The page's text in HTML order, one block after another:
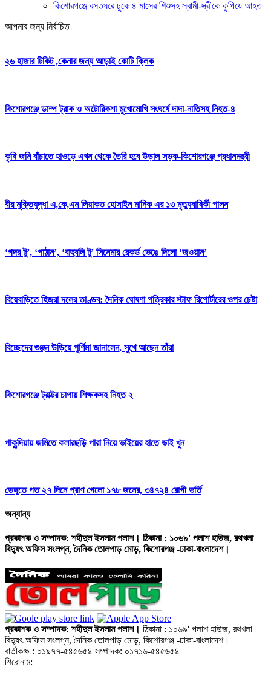
কিশোরগঞ্জে বসতঘরে ঢুকে ৪ মাসের শিশুসহ স্বামী-স্ত্রীকে কুপিয়ে আহত
আপনার জন্য নির্বাচিত
২৬ হাজার টিকিট ,কেনার জন্য আড়াই কোটি ক্লিক
কিশোরগঞ্জে ডাম্প ট্রাক ও অটোরিকশা মুখোমোখি সংঘর্ষে দাদা-নাতিসহ নিহত-৪
কৃষি জমি বাঁচাতে হাওড়ে এখন থেকে তৈরি হবে উড়াল সড়ক-কিশোরগঞ্জে প্রধানমন্ত্রী
বীর মুক্তিযুদ্ধা এ,কে,এম লিয়াকত হোসাইন মানিক এর ১৩ মৃত্যুবাষির্কী পালন
‘গদর টু’, ‘পাঠান’, ‘বাহুবলি টু’ সিনেমার রেকর্ড ভেঙে দিলো ‘জওয়ান’
বিয়েবাড়িতে হিজরা দলের তাণ্ডব: দৈনিক ঘোষণা পত্রিকার স্টাফ রিপোর্টারের ওপর চেষ্টা
বিচ্ছেদের গুঞ্জন উড়িয়ে পূর্ণিমা জানালেন, সুখে আছেন তাঁরা
কিশোরগঞ্জে ট্রাক্টর চাপায় শিক্ষকসহ নিহত ২
পাকুন্দিয়ায় জমিতে কলারছড়ি পারা নিয়ে ভাইয়ের হাতে ভাই খুন
ডেঙ্গুতে গত ২৭ দিনে প্রাণ গেলো ১৭৮ জনের, ৩৪৭২৪ রোগী ভর্তি
অন্যান্য
প্রকাশক ও সম্পাদক: শহীদুল ইসলাম পলাশ। ঠিকানা : ১০৬৯' পলাশ হাউজ, রথখলা
বিদ্যুৎ অফিস সংলগ্ন, দৈনিক তোলপাড় মোড়, কিশোরগঞ্জ -ঢাকা-বাংলাদেশ।
প্রকাশক ও সম্পাদক: শহীদুল ইসলাম পলাশ। ঠিকানা : ১০৬৯' পলাশ হাউজ, রথখলা
বিদ্যুৎ অফিস সংলগ্ন, দৈনিক তোলপাড় মোড়, কিশোরগঞ্জ -ঢাকা-বাংলাদেশ।
বার্তাকক্ষ : ০১৯৭৭-৫৪৫৬৫৪ সম্পাদক: ০১৭১৬-৫৪৫৬৫৪
শিরোনাম: